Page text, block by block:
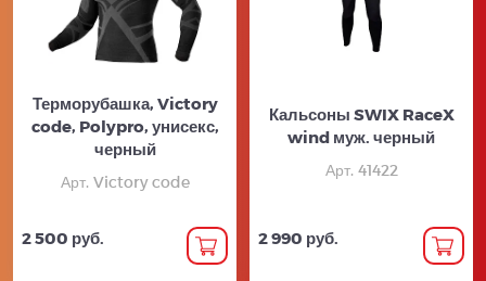
Терморубашка, Victory
code, Polypro, унисекс,
черный
Арт. Victory code
2 500 руб.
Кальсоны SWIX RaceX
wind муж. черный
Арт. 41422
2 990 руб.